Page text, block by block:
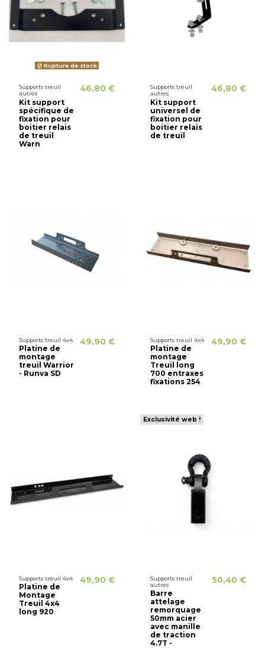
Rupture de stock
Supports treuil
autres
Kit support
spécifique de
fixation pour
boitier relais
de treuil
Warn
46,80 €
Supports treuil
autres
Kit support
universel de
fixation pour
boitier relais
de treuil
46,80 €
Supports treuil 4x4
Platine de
montage
treuil Warrior
- Runva SD
49,90 € Supports treuil 4x4
Platine de
montage
Treuil long
700 entraxes
fixations 254
49,90 €
Supports treuil 4x4
Platine de
Montage
Treuil 4x4
long 920
49,90 €
Exclusivité web !
Supports treuil
autres
Barre
attelage
remorquage
50mm acier
avec manille
de traction
4.7T -
50,40 €